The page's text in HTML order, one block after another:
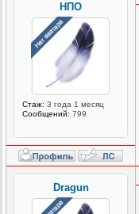
НПО
Стаж: 3 года 1 месяц
Сообщений: 799
Dragun